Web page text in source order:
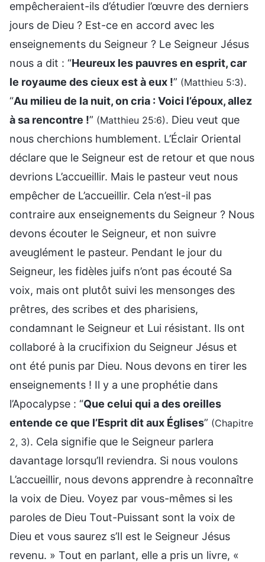
empêcheraient-ils d’étudier l’œuvre des derniers
jours de Dieu ? Est-ce en accord avec les
enseignements du Seigneur ? Le Seigneur Jésus
nous a dit : “Heureux les pauvres en esprit, car
le royaume des cieux est à eux !” (Matthieu 5:3).
“Au milieu de la nuit, on cria : Voici l’époux, allez
à sa rencontre !” (Matthieu 25:6). Dieu veut que
nous cherchions humblement. L’Éclair Oriental
déclare que le Seigneur est de retour et que nous
devrions L’accueillir. Mais le pasteur veut nous
empêcher de L’accueillir. Cela n’est-il pas
contraire aux enseignements du Seigneur ? Nous
devons écouter le Seigneur, et non suivre
aveuglément le pasteur. Pendant le jour du
Seigneur, les fidèles juifs n’ont pas écouté Sa
voix, mais ont plutôt suivi les mensonges des
prêtres, des scribes et des pharisiens,
condamnant le Seigneur et Lui résistant. Ils ont
collaboré à la crucifixion du Seigneur Jésus et
ont été punis par Dieu. Nous devons en tirer les
enseignements ! Il y a une prophétie dans
l’Apocalypse : “Que celui qui a des oreilles
entende ce que l’Esprit dit aux Églises” (Chapitre
2, 3). Cela signifie que le Seigneur parlera
davantage lorsqu’Il reviendra. Si nous voulons
L’accueillir, nous devons apprendre à reconnaître
la voix de Dieu. Voyez par vous-mêmes si les
paroles de Dieu Tout-Puissant sont la voix de
Dieu et vous saurez s’Il est le Seigneur Jésus
revenu. » Tout en parlant, elle a pris un livre, «